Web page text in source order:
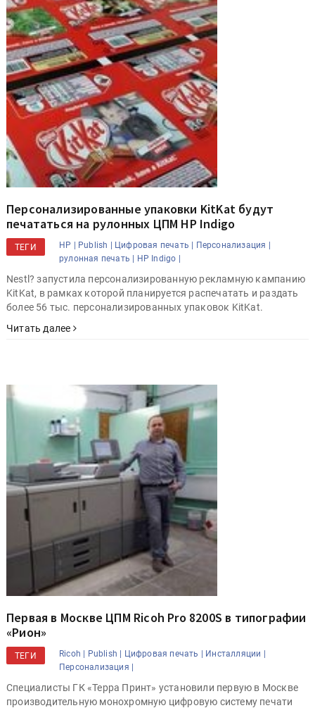
Персонализированные упаковки KitKat будут
печататься на рулонных ЦПМ HP Indigo
ТЕГИ HP | Publish | Цифровая печать | Персонализация |
рулонная печать | HP Indigo |
Nestl? запустила персонализированную рекламную кампанию
KitKat, в рамках которой планируется распечатать и раздать
более 56 тыс. персонализированных упаковок KitKat.
Читать далее
Первая в Москве ЦПМ Ricoh Pro 8200S в типографии
«Рион»
ТЕГИ Ricoh | Publish | Цифровая печать | Инсталляции |
Персонализация |
Специалисты ГК «Терра Принт» установили первую в Москве
производительную монохромную цифровую систему печати